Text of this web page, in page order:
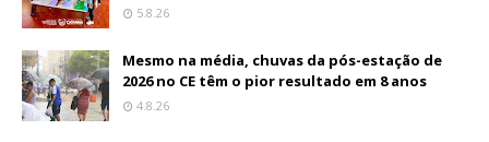
5.8.26
Mesmo na média, chuvas da pós-estação de
2026 no CE têm o pior resultado em 8 anos
4.8.26